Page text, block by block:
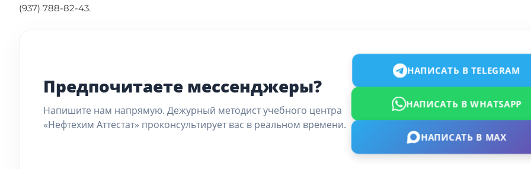
(937) 788-82-43.
Предпочитаете мессенджеры?
Напишите нам напрямую. Дежурный методист учебного центра
«Нефтехим Аттестат» проконсультирует вас в реальном времени.
НАПИСАТЬ В TELEGRAM
НАПИСАТЬ В WHATSAPP
НАПИСАТЬ В MAX